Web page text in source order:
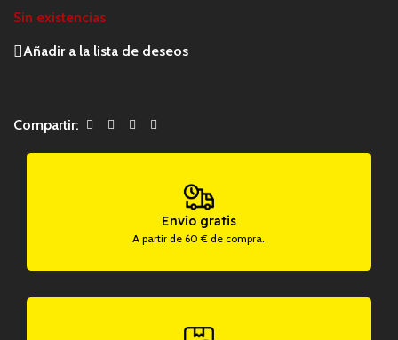
Sin existencias
Añadir a la lista de deseos
Compartir:
Envío gratis
A partir de 60 € de compra.